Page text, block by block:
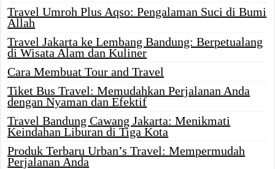
Travel Umroh Plus Aqso: Pengalaman Suci di Bumi
Allah
Travel Jakarta ke Lembang Bandung: Berpetualang
di Wisata Alam dan Kuliner
Cara Membuat Tour and Travel
Tiket Bus Travel: Memudahkan Perjalanan Anda
dengan Nyaman dan Efektif
Travel Bandung Cawang Jakarta: Menikmati
Keindahan Liburan di Tiga Kota
Produk Terbaru Urban’s Travel: Mempermudah
Perjalanan Anda